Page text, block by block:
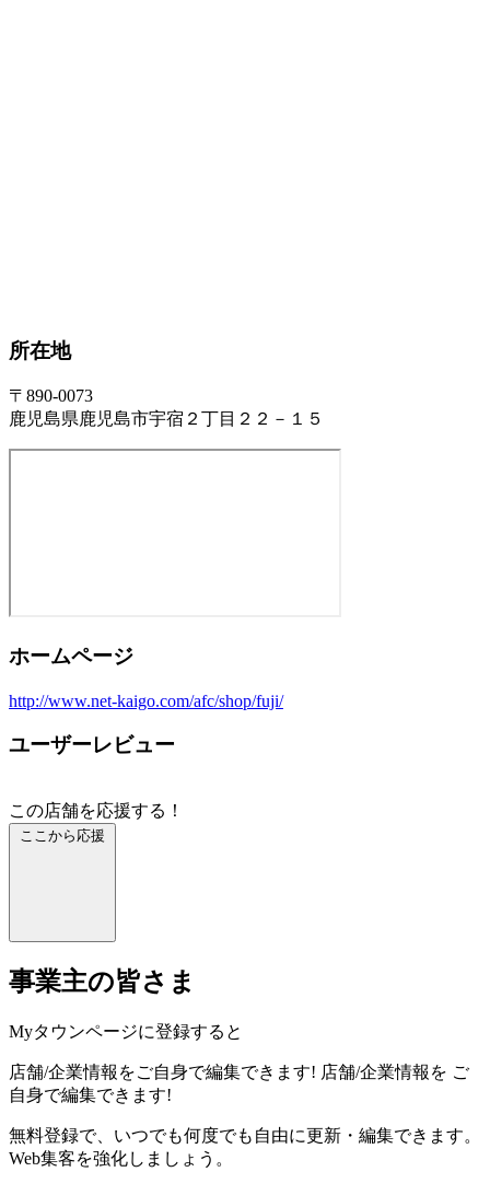
所在地
〒890-0073
鹿児島県鹿児島市宇宿２丁目２２－１５
ホームページ
http://www.net-kaigo.com/afc/shop/fuji/
ユーザーレビュー
この店舗を応援する！
ここから応援
事業主の皆さま
Myタウンページに登録すると
店舗/企業情報をご自身で編集できます! 店舗/企業情報を ご
自身で編集できます!
無料登録で、いつでも何度でも自由に更新・編集できます。
Web集客を強化しましょう。